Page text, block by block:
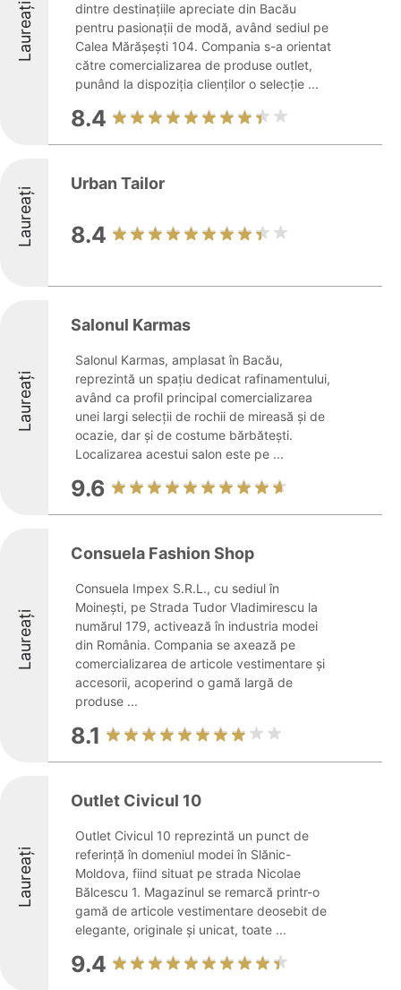
Laureați
dintre destinațiile apreciate din Bacău
pentru pasionații de modă, având sediul pe
Calea Mărășești 104. Compania s-a orientat
către comercializarea de produse outlet,
punând la dispoziția clienților o selecție ...
8.4
Laureați
Urban Tailor
8.4
Laureați
Salonul Karmas
Salonul Karmas, amplasat în Bacău,
reprezintă un spațiu dedicat rafinamentului,
având ca profil principal comercializarea
unei largi selecții de rochii de mireasă și de
ocazie, dar și de costume bărbătești.
Localizarea acestui salon este pe ...
9.6
Laureați
Consuela Fashion Shop
Consuela Impex S.R.L., cu sediul în
Moinești, pe Strada Tudor Vladimirescu la
numărul 179, activează în industria modei
din România. Compania se axează pe
comercializarea de articole vestimentare și
accesorii, acoperind o gamă largă de
produse ...
8.1
Laureați
Outlet Civicul 10
Outlet Civicul 10 reprezintă un punct de
referință în domeniul modei în Slănic-
Moldova, fiind situat pe strada Nicolae
Bălcescu 1. Magazinul se remarcă printr-o
gamă de articole vestimentare deosebit de
elegante, originale și unicat, toate ...
9.4